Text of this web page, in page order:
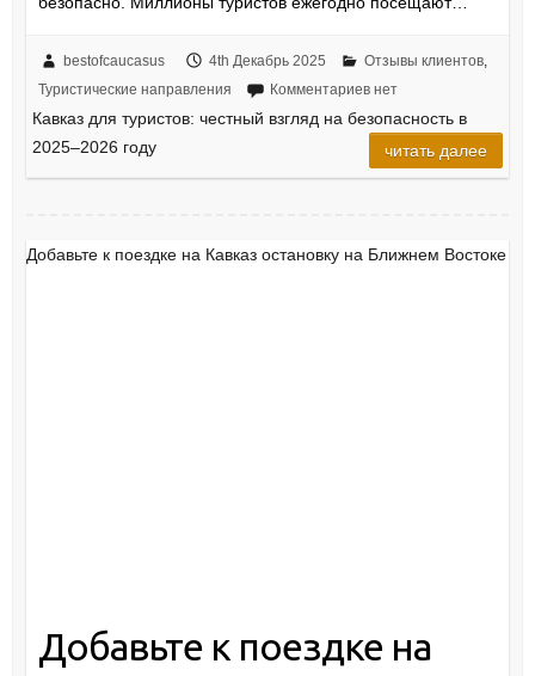
bestofcaucasus 4th Декабрь 2025 Отзывы клиентов,
Туристические направления
Комментариев нет
Кавказ для туристов: честный взгляд на безопасность в
2025–2026 году
читать далее
Добавьте к поездке на Кавказ остановку на Ближнем Востоке
Добавьте к поездке на